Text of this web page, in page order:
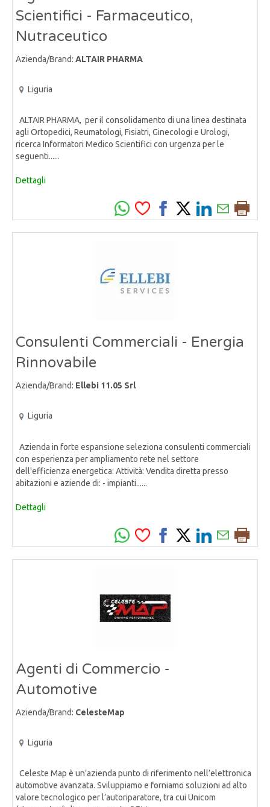
Scientifici - Farmaceutico,
Nutraceutico
Azienda/Brand: ALTAIR PHARMA
Liguria
ALTAIR PHARMA, per il consolidamento di una linea destinata
agli Ortopedici, Reumatologi, Fisiatri, Ginecologi e Urologi,
ricerca Informatori Medico Scientifici con urgenza per le
seguenti......
Dettagli
Consulenti Commerciali - Energia
Rinnovabile
Azienda/Brand: Ellebi 11.05 Srl
Liguria
Azienda in forte espansione seleziona consulenti commerciali
con esperienza per ampliamento rete nel settore
dell'efficienza energetica: Attività: Vendita diretta presso
abitazioni e aziende di: - impianti......
Dettagli
Agenti di Commercio -
Automotive
Azienda/Brand: CelesteMap
Liguria
Celeste Map è un’azienda punto di riferimento nell’elettronica
automotive avanzata. Sviluppiamo e forniamo soluzioni ad alto
valore tecnologico per l’autoriparatore, tra cui Unicom